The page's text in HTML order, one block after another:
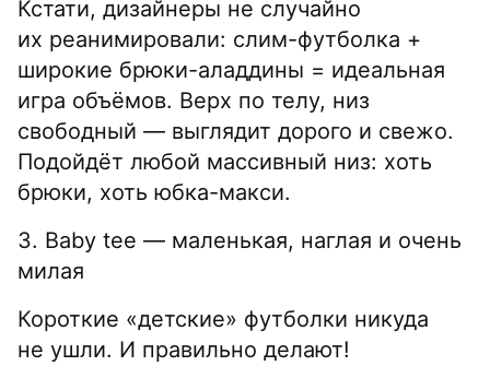
Кстати, дизайнеры не случайно
их реанимировали: слим-футболка +
широкие брюки-аладдины = идеальная
игра объёмов. Верх по телу, низ
свободный — выглядит дорого и свежо.
Подойдёт любой массивный низ: хоть
брюки, хоть юбка-макси.
3. Baby tee — маленькая, наглая и очень
милая
Короткие «детские» футболки никуда
не ушли. И правильно делают!